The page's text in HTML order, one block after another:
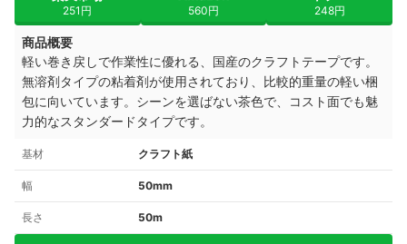
251円 560円 248円
商品概要
軽い巻き戻しで作業性に優れる、国産のクラフトテープです。
無溶剤タイプの粘着剤が使用されており、比較的重量の軽い梱
包に向いています。シーンを選ばない茶色で、コスト面でも魅
力的なスタンダードタイプです。
基材 クラフト紙
幅 50mm
長さ 50m